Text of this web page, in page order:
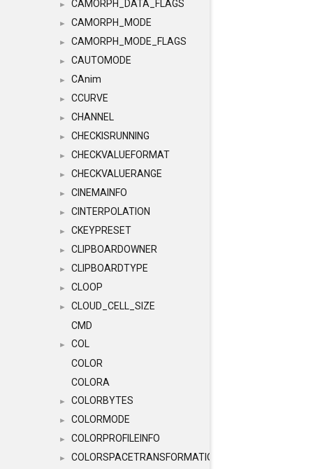
► CAMORPH_DATA_FLAGS
► CAMORPH_MODE
► CAMORPH_MODE_FLAGS
► CAUTOMODE
► CAnim
► CCURVE
► CHANNEL
► CHECKISRUNNING
► CHECKVALUEFORMAT
► CHECKVALUERANGE
► CINEMAINFO
► CINTERPOLATION
► CKEYPRESET
► CLIPBOARDOWNER
► CLIPBOARDTYPE
► CLOOP
►
CLOUD_CELL_SIZE
CMD
►
COL
COLOR
COLORA
► COLORBYTES
► COLORMODE
► COLORPROFILEINFO
► COLORSPACETRANSFORMATION